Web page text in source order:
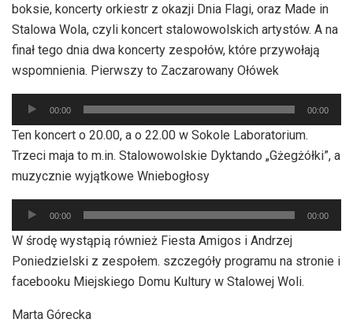
boksie, koncerty orkiestr z okazji Dnia Flagi, oraz Made in
Stalowa Wola, czyli koncert stalowowolskich artystów. A na
finał tego dnia dwa koncerty zespołów, które przywołają
wspomnienia. Pierwszy to Zaczarowany Ołówek
Odtwarzacz
plików
dźwiękowych
00:00 00:00
Ten koncert o 20.00, a o 22.00 w Sokole Laboratorium.
Trzeci maja to m.in. Stalowowolskie Dyktando „Gżegżółki”, a
muzycznie wyjątkowe Wniebogłosy
Odtwarzacz
plików
dźwiękowych
00:00 00:00
W środę wystąpią również Fiesta Amigos i Andrzej
Poniedzielski z zespołem. szczegóły programu na stronie i
facebooku Miejskiego Domu Kultury w Stalowej Woli.
Marta Górecka